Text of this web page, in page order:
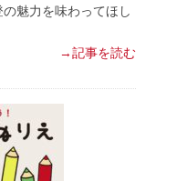
魅力を味わってほし
→記事を読む